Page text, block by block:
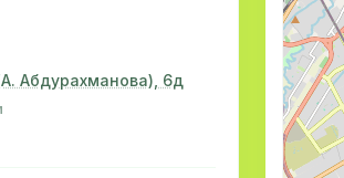
Абдурахманова), 6д